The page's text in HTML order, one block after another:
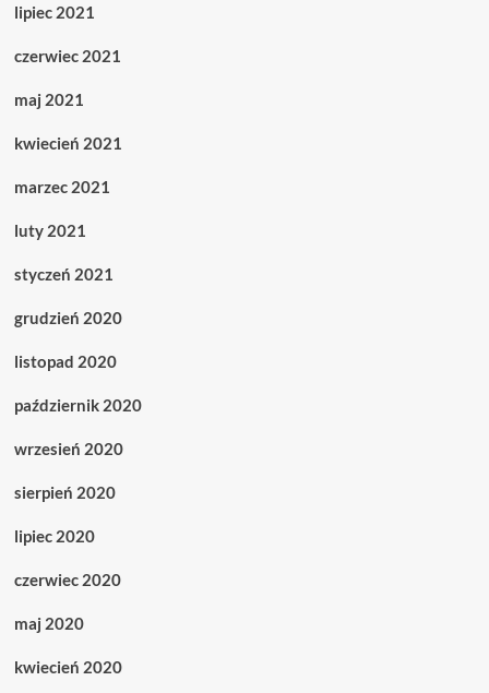
lipiec 2021
czerwiec 2021
maj 2021
kwiecień 2021
marzec 2021
luty 2021
styczeń 2021
grudzień 2020
listopad 2020
październik 2020
wrzesień 2020
sierpień 2020
lipiec 2020
czerwiec 2020
maj 2020
kwiecień 2020